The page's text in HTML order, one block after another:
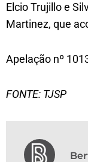
Elcio Trujillo e
Martinez, que
Apelação nº
FONTE: TJSP